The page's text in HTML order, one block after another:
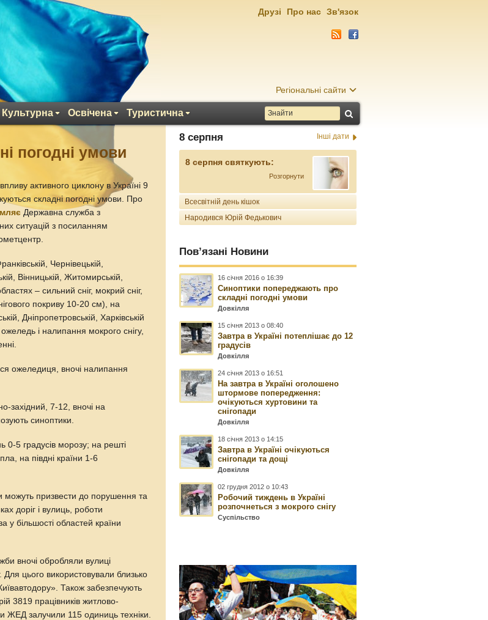
Регіональні сайти
Культурна Освічена Туристична
Друзі Про нас Зв'язок
погодні умови
активного циклону в Україні 9
складні погодні умови. Про
Державна служба з
ситуацій з посиланням
Чернівецькій,
Вінницькій, Житомирській,
– сильний сніг, мокрий сніг,
покриву 10-20 см), на
Дніпропетровській, Харківській
і налипання мокрого снігу,
ожеледиця, вночі налипання
західний, 7-12, вночі на
синоптики.
0-5 градусів морозу; на решті
на півдні країни 1-6
можуть призвести до порушення та
доріг і вулиць, роботи
у більшості областей країни
вночі обробляли вулиці
цього використовували близько
Також забезпечують
3819 працівників житлово-
ЖЕД залучили 115 одиниць техніки.
8 серпня Інші дати
8 серпня святкують:
Розгорнути
Всесвітній день кішок
Народився Юрій Федькович
Пов’язані Новини
16 січня 2016 о 16:39
Синоптики попереджають про
складні погодні умови
Довкілля
15 січня 2013 о 08:40
Завтра в Україні потеплішає до 12
градусів
Довкілля
24 січня 2013 о 16:51
На завтра в Україні оголошено
штормове попередження:
очікуються хуртовини та
снігопади
Довкілля
18 січня 2013 о 14:15
Завтра в Україні очікуються
снігопади та дощі
Довкілля
02 грудня 2012 о 10:43
Робочий тиждень в Україні
розпочнеться з мокрого снігу
Суспільство